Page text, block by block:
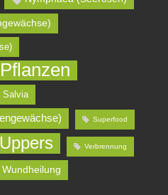
Salvia
Superfood
Uppers Verbrennung
Wundheilung